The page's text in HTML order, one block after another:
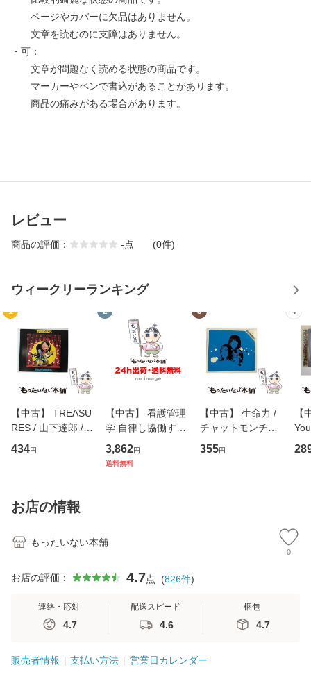
ページやカバーに欠品はありません。
文章を読むのに支障はありません。
・可：
文章が問題なく読める状態の商品です。
マーカーやペンで書込があることがあります。
商品の痛みがある場合があります。
レビュー
商品の評価： -点 (0件)
ウィークリーランキング
1
【中古】 TREASU
RES / 山下達郎 /
イーストウエス
ト・ジャパン [CD]
434円
2
【中古】 看護管理
学 自律し協働する
専門職の看護マネ
ジメントスキル 改
3,862円
送料無料
3
【中古】 生命力 /
チャットモンチー /
キューンレコード
[CD]【メール便送
355円
4
【
のが
お店の情報
もったいない本舗
0
お店の評価： 4.7点 (826件)
連絡・応対
4.7
配送スピード
4.6
梱包
4.7
販売者情報 支払い方法 営業日カレンダー